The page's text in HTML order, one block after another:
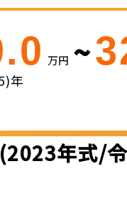
万円 ~
年
(2023年式/